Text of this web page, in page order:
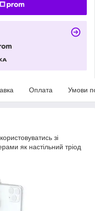
Оплата Умови
зі
як настільний тріод